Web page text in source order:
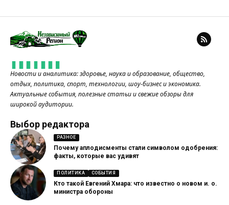
Новости и аналитика: здоровье, наука и образование, общество,
отдых, политика, спорт, технологии, шоу-бизнес и экономика.
Актуальные события, полезные статьи и свежие обзоры для
широкой аудитории.
Выбор редактора
РАЗНОЕ
Почему аплодисменты стали символом одобрения:
факты, которые вас удивят
ПОЛИТИКА СОБЫТИЯ
Кто такой Евгений Хмара: что известно о новом и. о.
министра обороны